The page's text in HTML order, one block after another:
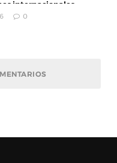
internacionales
0